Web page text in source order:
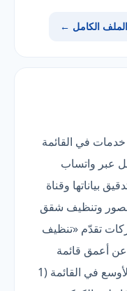
الملف الكامل ←
في القائمة
عبر واتساب
بياناتها وقناة
وتنظيف شقق
تقدّم «تنظيف
أعمق قائمة
خدمات — لكن تغطيتها أضيق من الأوسع في القائمة (1